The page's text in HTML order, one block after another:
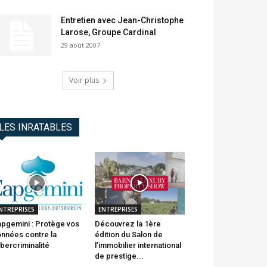
Entretien avec Jean-Christophe
Larose, Groupe Cardinal
29 août 2007
Voir plus
LES INRATABLES
: Protège vos
contre la
ENTREPRISES
Découvrez la 1ère
édition du Salon de
l’immobilier international
de prestige...